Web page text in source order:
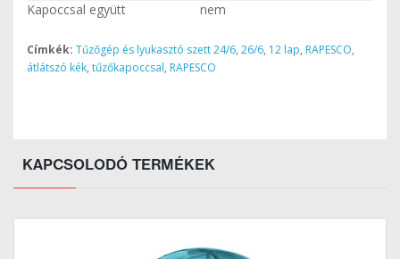
Kapoccsal együtt
nem
Címkék: Tűzőgép és lyukasztó szett 24/6, 26/6, 12 lap, RAPESCO,
átlátszó kék, tűzőkapoccsal, RAPESCO
KAPCSOLODÓ TERMÉKEK